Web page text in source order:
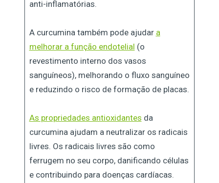
anti-inflamatórias.
A curcumina também pode ajudar a
melhorar a função endotelial (o
revestimento interno dos vasos
sanguíneos), melhorando o fluxo sanguíneo
e reduzindo o risco de formação de placas.
As propriedades antioxidantes da
curcumina ajudam a neutralizar os radicais
livres. Os radicais livres são como
ferrugem no seu corpo, danificando células
e contribuindo para doenças cardíacas.